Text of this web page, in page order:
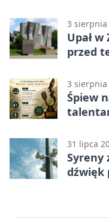
3 sierpnia
Upał
przed
3 sierpnia
Śpiew
31 lipca
Syreny
dźwięk